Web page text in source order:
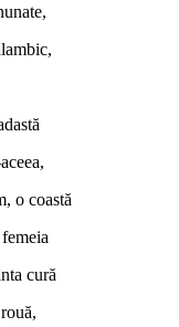
o coastă
cură